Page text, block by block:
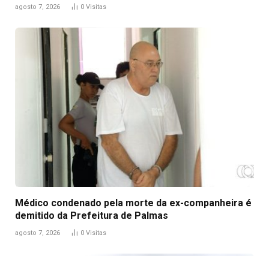
agosto 7, 2026 0 Visitas
Médico condenado pela morte da ex-companheira é
demitido da Prefeitura de Palmas
agosto 7, 2026 0 Visitas